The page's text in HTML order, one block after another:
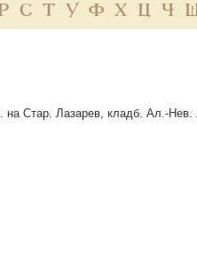
С Т У Ф Х Ц Ч
на Стар. Лазарев, кладб. Ал.-